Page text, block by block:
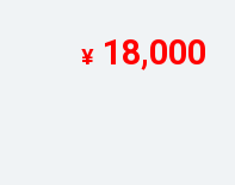
¥ 18,000